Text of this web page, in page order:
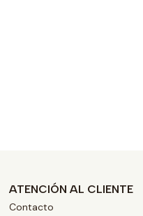
ATENCIÓN AL CLIENTE
Contacto